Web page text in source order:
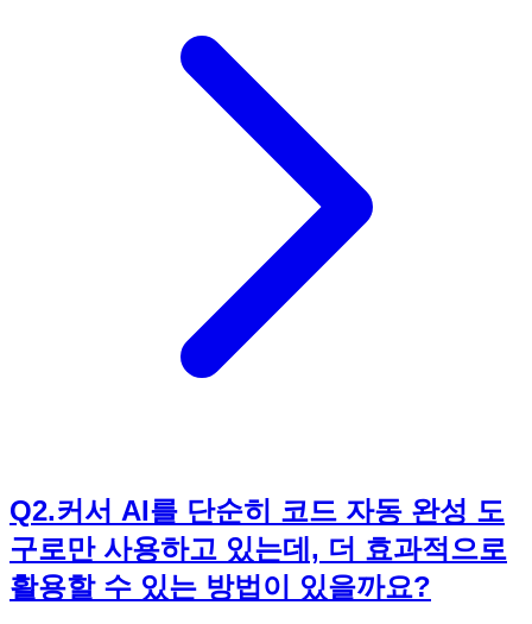
함께 30가지 다양한 프로그램을 만들어보는 과정을 통해 자연
스럽게 프로그래밍 사고를 익힐 수 있도록 구성되어 있습니다.
랜딩 페이지, 바탕화면 정리 앱, PDF 편집기, 이메일 자동화,
주식 크롤링 등 실생활에 유용한 프로젝트를 직접 만들어보면
서 코딩에 대한 흥미를 느끼고 자신감을 얻을 수 있을 것입니
다. AI와 함께라면 코딩은 더 이상 어려운 기술이 아닌, 누구나
쉽게 접근할 수 있는 창작 도구가 될 수 있습니다. 지금 바로
《요즘 바이브 코딩 커서 AI 30가지 프로그램 만들기》로 시
Q2.커서 AI를 단순히 코드 자동 완성 도
구로만 사용하고 있는데, 더 효과적으로
활용할 수 있는 방법이 있을까요?